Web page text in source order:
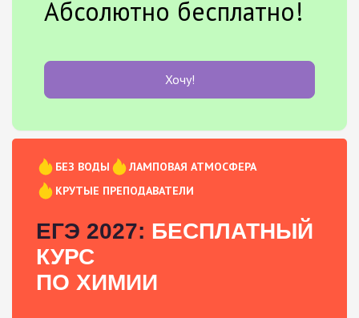
Абсолютно бесплатно!
Хочу!
БЕЗ ВОДЫ
ЛАМПОВАЯ АТМОСФЕРА
КРУТЫЕ ПРЕПОДАВАТЕЛИ
ЕГЭ 2027: БЕСПЛАТНЫЙ
КУРС
ПО ХИМИИ